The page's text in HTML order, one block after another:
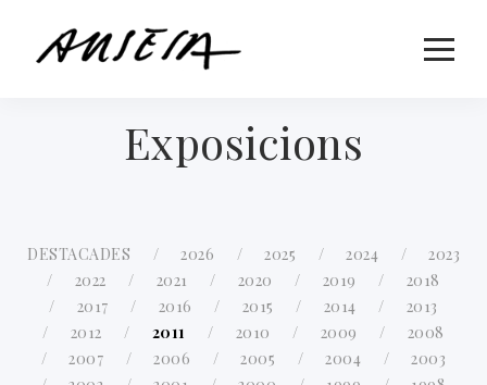
Exposicions
DESTACADES 2026 2025 2024
2023
2022
2021 2020 2019
2018
2017
2016 2015 2014
2013
2012
2011 2010 2009
2008
2007
2006 2005 2004
2003